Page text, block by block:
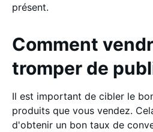
présent.
Comment
tromper de
Il est important de cibler le
produits que vous vendez.
d'obtenir un bon taux de